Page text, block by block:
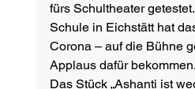
fürs Schultheater
Schule in Eichstätt hat
Corona – auf die Bühne
Applaus dafür bekommen.
Das Stück „Ashanti ist